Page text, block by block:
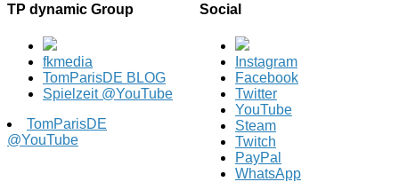
TP dynamic Group
fkmedia
TomParisDE BLOG
Spielzeit @YouTube
TomParisDE
@YouTube
Social
Instagram
Facebook
Twitter
YouTube
Steam
Twitch
PayPal
WhatsApp